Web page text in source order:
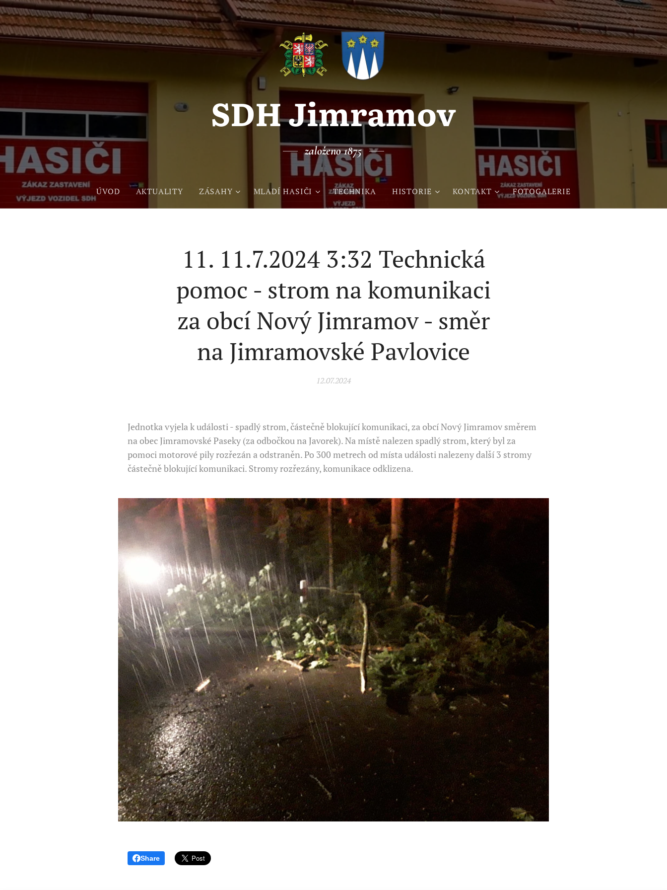
SDH Jimramov
založeno 1875
ÚVOD AKTUALITY ZÁSAHY MLADÍ HASIČI TECHNIKA HISTORIE KONTAKT FOTOGALERIE
11. 11.7.2024 3:32 Technická
pomoc - strom na komunikaci
za obcí Nový Jimramov - směr
na Jimramovské Pavlovice
12.07.2024
Jednotka vyjela k události - spadlý strom, částečně blokující komunikaci, za obcí Nový Jimramov směrem
na obec Jimramovské Paseky (za odbočkou na Javorek). Na místě nalezen spadlý strom, který byl za
pomoci motorové pily rozřezán a odstraněn. Po 300 metrech od místa události nalezeny další 3 stromy
částečně blokující komunikaci. Stromy rozřezány, komunikace odklizena.
Share